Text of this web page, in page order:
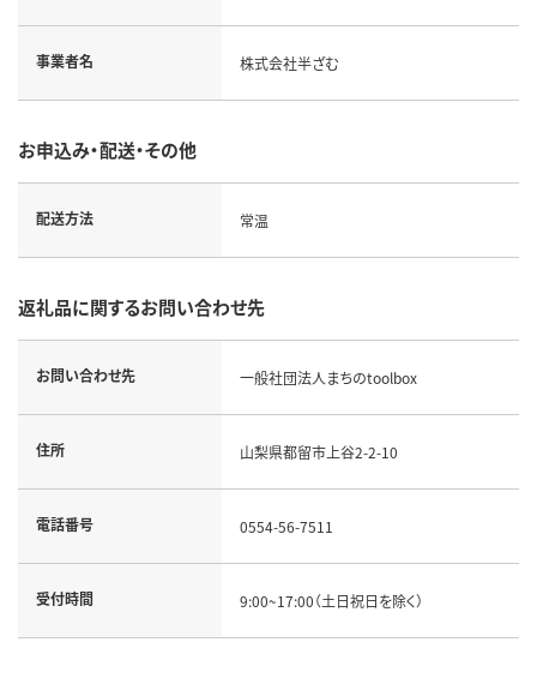
事業者名 株式会社半ざむ
お申込み・配送・その他
配送方法 常温
返礼品に関するお問い合わせ先
お問い合わせ先 一般社団法人まちのtoolbox
住所 山梨県都留市上谷2-2-10
電話番号 0554-56-7511
受付時間 9:00~17:00（土日祝日を除く）